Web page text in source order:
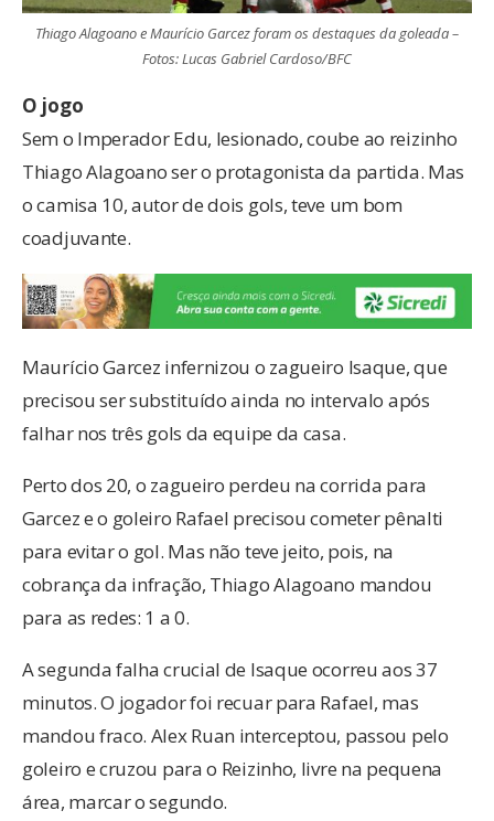
Thiago Alagoano e Maurício Garcez foram os destaques da goleada –
Fotos: Lucas Gabriel Cardoso/BFC
O jogo
Sem o Imperador Edu, lesionado, coube ao reizinho
Thiago Alagoano ser o protagonista da partida. Mas
o camisa 10, autor de dois gols, teve um bom
coadjuvante.
Maurício Garcez infernizou o zagueiro Isaque, que
precisou ser substituído ainda no intervalo após
falhar nos três gols da equipe da casa.
Perto dos 20, o zagueiro perdeu na corrida para
Garcez e o goleiro Rafael precisou cometer pênalti
para evitar o gol. Mas não teve jeito, pois, na
cobrança da infração, Thiago Alagoano mandou
para as redes: 1 a 0.
A segunda falha crucial de Isaque ocorreu aos 37
minutos. O jogador foi recuar para Rafael, mas
mandou fraco. Alex Ruan interceptou, passou pelo
goleiro e cruzou para o Reizinho, livre na pequena
área, marcar o segundo.